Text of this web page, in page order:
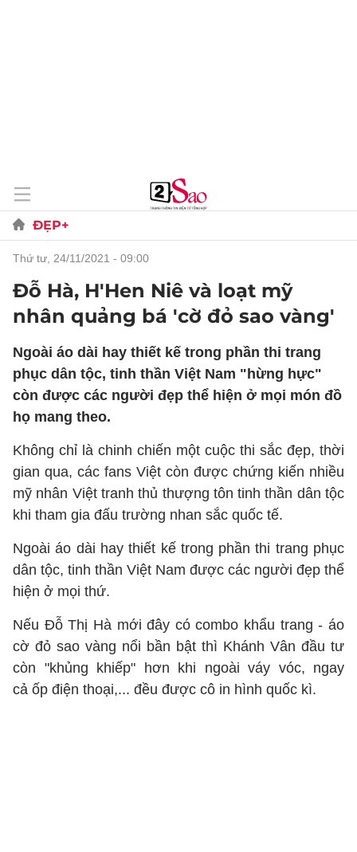
ĐẸP+
thứ tư, 24/11/2021 - 09:00
Đỗ Hà, H'Hen Niê và loạt mỹ
nhân quảng bá 'cờ đỏ sao vàng'
Ngoài áo dài hay thiết kế trong phần thi trang
phục dân tộc, tinh thần Việt Nam "hừng hực"
còn được các người đẹp thể hiện ở mọi món đồ
họ mang theo.
Không chỉ là chinh chiến một cuộc thi sắc đẹp, thời
gian qua, các fans Việt còn được chứng kiến nhiều
mỹ nhân Việt tranh thủ thượng tôn tinh thần dân tộc
khi tham gia đấu trường nhan sắc quốc tế.
Ngoài áo dài hay thiết kế trong phần thi trang phục
dân tộc, tinh thần Việt Nam được các người đẹp thể
hiện ở mọi thứ.
Nếu Đỗ Thị Hà mới đây có combo khẩu trang - áo
cờ đỏ sao vàng nổi bần bật thì Khánh Vân đầu tư
còn "khủng khiếp" hơn khi ngoài váy vóc, ngay
cả ốp điện thoại,... đều được cô in hình quốc kì.